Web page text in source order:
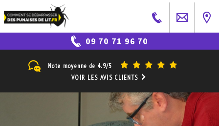
09 70 71 96 70
Note moyenne de 4.9/5
VOIR LES AVIS CLIENTS